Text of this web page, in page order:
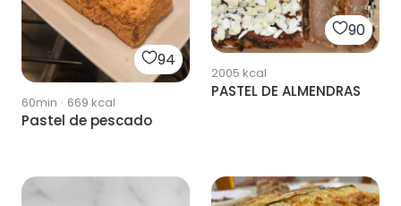
94
60min · 669 kcal
Pastel de pescado
90
2005 kcal
PASTEL DE ALMENDRAS